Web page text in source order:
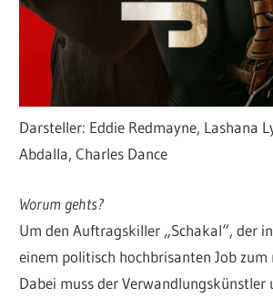
Darsteller: Eddie Redmayne, Lashana
Abdalla, Charles Dance
Worum gehts?
Um den Auftragskiller „Schakal“, der
einem politisch hochbrisanten Job zum
Dabei muss der Verwandlungskünstler